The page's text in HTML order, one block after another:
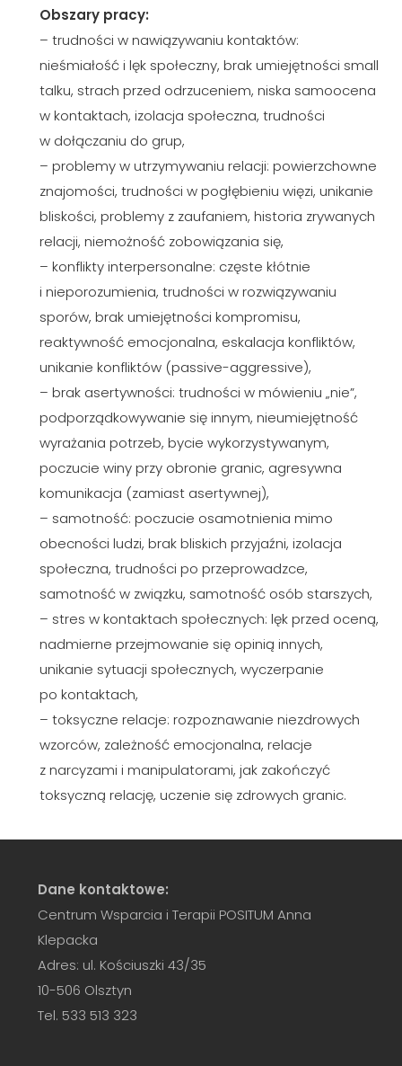
Obszary pracy:
– trudności w nawiązywaniu kontaktów:
nieśmiałość i lęk społeczny, brak umiejętności small
talku, strach przed odrzuceniem, niska samoocena
w kontaktach, izolacja społeczna, trudności
w dołączaniu do grup,
– problemy w utrzymywaniu relacji: powierzchowne
znajomości, trudności w pogłębieniu więzi, unikanie
bliskości, problemy z zaufaniem, historia zrywanych
relacji, niemożność zobowiązania się,
– konflikty interpersonalne: częste kłótnie
i nieporozumienia, trudności w rozwiązywaniu
sporów, brak umiejętności kompromisu,
reaktywność emocjonalna, eskalacja konfliktów,
unikanie konfliktów (passive-aggressive),
– brak asertywności: trudności w mówieniu „nie”,
podporządkowywanie się innym, nieumiejętność
wyrażania potrzeb, bycie wykorzystywanym,
poczucie winy przy obronie granic, agresywna
komunikacja (zamiast asertywnej),
– samotność: poczucie osamotnienia mimo
obecności ludzi, brak bliskich przyjaźni, izolacja
społeczna, trudności po przeprowadzce,
samotność w związku, samotność osób starszych,
– stres w kontaktach społecznych: lęk przed oceną,
nadmierne przejmowanie się opinią innych,
unikanie sytuacji społecznych, wyczerpanie
po kontaktach,
– toksyczne relacje: rozpoznawanie niezdrowych
wzorców, zależność emocjonalna, relacje
z narcyzami i manipulatorami, jak zakończyć
toksyczną relację, uczenie się zdrowych granic.
Dane kontaktowe:
Centrum Wsparcia i Terapii POSITUM Anna
Klepacka
Adres: ul. Kościuszki 43/35
10-506 Olsztyn
Tel. 533 513 323